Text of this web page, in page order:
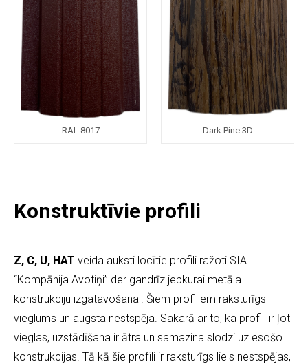
Konstruktīvie profili
Z, C, U, HAT veida auksti locītie profili ražoti SIA
“Kompānija Avotiņi” der gandrīz jebkurai metāla
konstrukciju izgatavošanai. Šiem profiliem raksturīgs
vieglums un augsta nestspēja. Sakarā ar to, ka profili ir ļoti
vieglas, uzstādīšana ir ātra un samazina slodzi uz esošo
konstrukcijas. Tā kā šie profili ir raksturīgs liels nestspējas,
RAL 8017 Dark Pine 3D